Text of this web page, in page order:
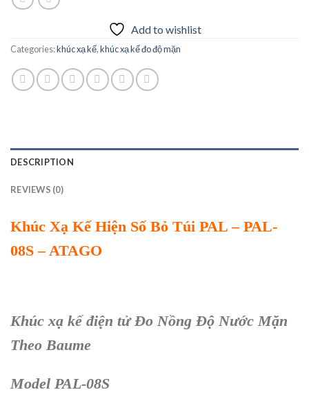
Add to wishlist
Categories:khúc xạ kế,khúc xạ kế đo độ mặn
DESCRIPTION
REVIEWS (0)
Khúc Xạ Kế Hiện Số Bỏ Túi PAL – PAL-
08S – ATAGO
Khúc xạ kế điện tử Đo Nồng Độ Nước Mặn
Theo Baume
Model PAL-08S